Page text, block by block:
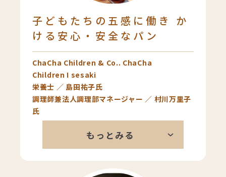
に入っています。
子どもたちの五感に働き か
ける安心・安全なパン
ChaCha Children & Co.. ChaCha
Children I sesaki
栄養士 ／ 島田祐子氏
調理師兼法人調理部マネージャー ／ 村川万里子
氏
けることを食育の柱にしています。
で、パンの香りを楽しむことがで
もっとみる